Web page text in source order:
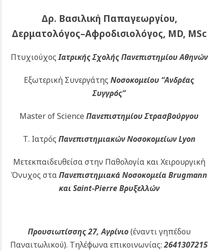
Δρ. Βασιλική Παπαγεωργίου,
Δερματολόγος–Αφροδισιολόγος, MD, MSc
ΠτυχιούχοςΙατρικής Σχολής Πανεπιστημίου Αθηνών
Εξωτερική Συνεργάτης Νοσοκομείου “Ανδρέας
Συγγρός”
Master of Science Πανεπιστημίου Στρασβούργου
Τ. Ιατρός Πανεπιστημιακών Νοσοκομείων Lyon
Μετεκπαιδευθείσα στην Παθολογία και Χειρουργική
Όνυχος σταΠανεπιστημιακά Νοσοκομεία Brugmann
και Saint-Pierre Βρυξελλών
Προυσιωτίσσης 27, Αγρίνιο(έναντι γηπέδου
Παναιτωλικού). Τηλέφωνα επικοινωνίας:2641307215